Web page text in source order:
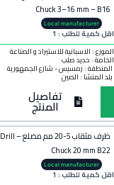
Chuck 3–16 mm – B16
Local manufacturer
اقل كمية للطلب : 1
الموزع : الاسبانية للاستيراد و الصناعة
الخامة : حديد صلب
المنطقة : رمسيس - شارع الجمهورية
بلد المنشأ : الصين
تفاصيل
المنتج
ظرف مثقاب 5-20 مم مضلع – Drill
Chuck 20 mm B22
Local manufacturer
اقل كمية للطلب : 1